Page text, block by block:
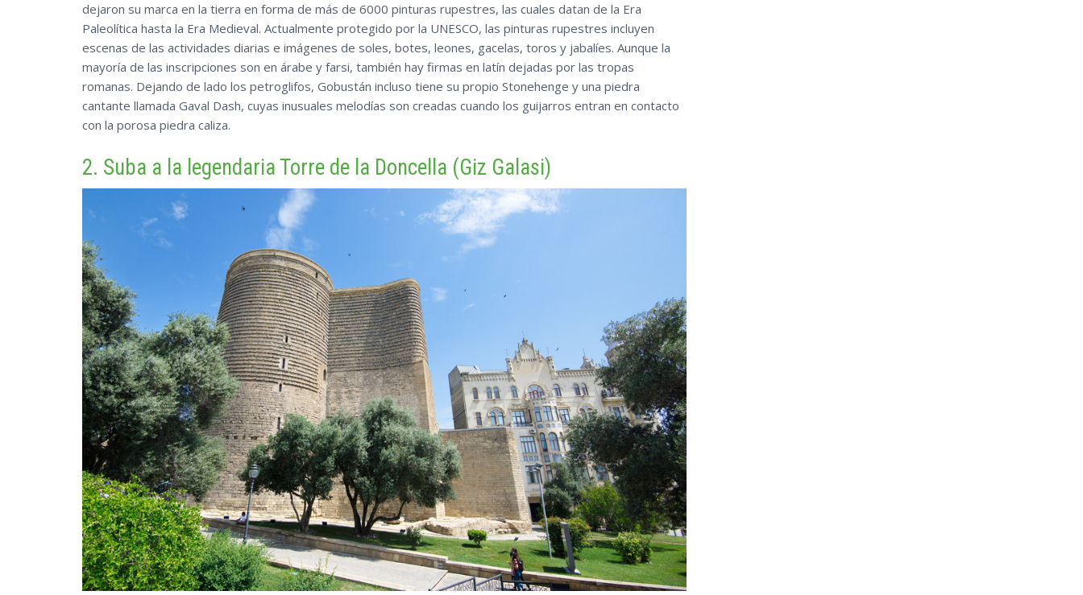
dejaron su marca en la tierra en forma de más de 6000 pinturas rupestres, las cuales datan de la Era
Paleolítica hasta la Era Medieval. Actualmente protegido por la UNESCO, las pinturas rupestres incluyen
escenas de las actividades diarias e imágenes de soles, botes, leones, gacelas, toros y jabalíes. Aunque la
mayoría de las inscripciones son en árabe y farsi, también hay firmas en latín dejadas por las tropas
romanas. Dejando de lado los petroglifos, Gobustán incluso tiene su propio Stonehenge y una piedra
cantante llamada Gaval Dash, cuyas inusuales melodías son creadas cuando los guijarros entran en contacto
con la porosa piedra caliza.
2. Suba a la legendaria Torre de la Doncella (Giz Galasi)